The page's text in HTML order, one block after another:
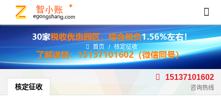
首页 / 核定征收
核定征收
15137101602
咨询热线